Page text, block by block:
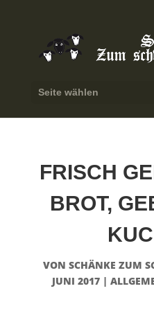
Seite wählen
FRISCH
BROT,
VONSCHÄNKE ZUM
JUNI 2017|